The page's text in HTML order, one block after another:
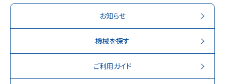
お知らせ
機械を探す
ご利用ガイド